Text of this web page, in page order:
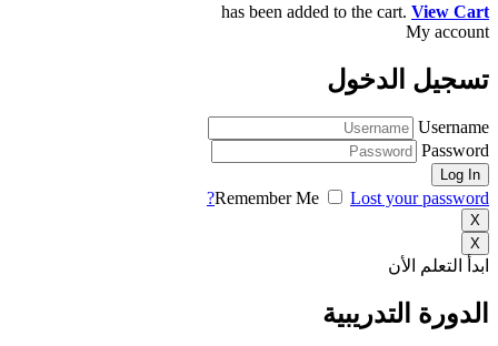
has been added to the cart. View Cart
My account
تسجيل الدخول
Username
Password
Remember Me Lost your password?
X
X
ابدأ التعلم الأن
الدورة التدريبية